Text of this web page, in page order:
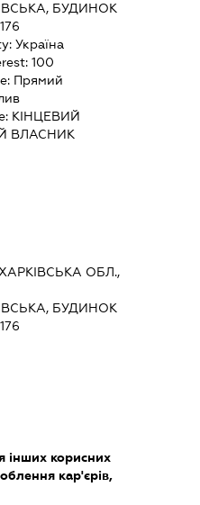
БУДИНОК
Україна
100
Прямий
КІНЦЕВИЙ
ВЛАСНИК
ХАРКІВСЬКА ОБЛ.,
БУДИНОК
інших корисних
кар'єрів,